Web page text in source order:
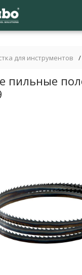
для инструментов /
пильные